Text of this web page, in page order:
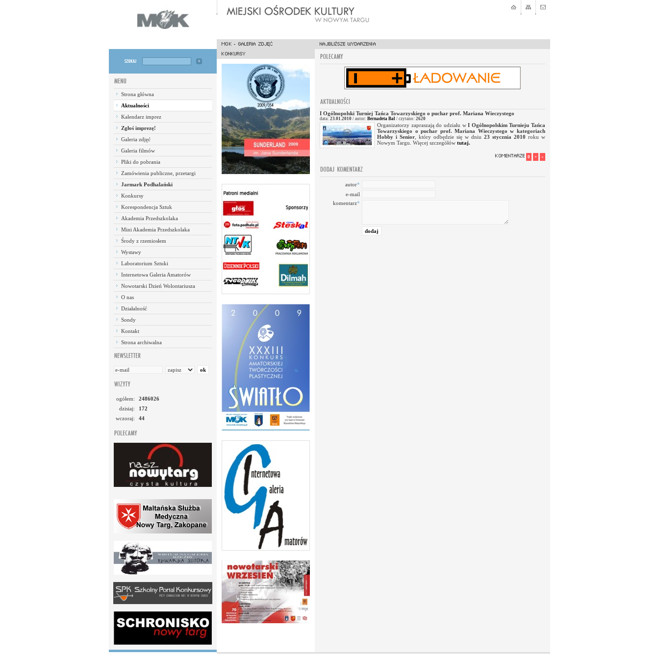
Strona główna
Aktualności
Kalendarz imprez
Zgłoś imprezę!
Galeria zdjęć
Galeria filmów
Pliki do pobrania
Zamówienia publiczne, przetargi
Jarmark Podhalański
Konkursy
Korespondencja Sztuk
Akademia Przedszkolaka
Mini Akademia Przedszkolaka
Środy z rzemiosłem
Wystawy
Laboratorium Sztuki
Internetowa Galeria Amatorów
Nowotarski Dzień Wolontariusza
O nas
Działalność
Sondy
Kontakt
Strona archiwalna
ogółem:
2486026
dzisiaj:
172
wczoraj:
44
I Ogólnopolski Turniej Tańca Towarzyskiego o puchar prof. Mariana Wieczystego
data: 23.01.2010 / autor: Bernadeta Bal / czytano: 2620
Organizatorzy zapraszają do udziału wI Ogólnopolskim Turnieju Tańca
Towarzyskiego o puchar prof. Mariana Wieczystego w kategoriach
Hobby i Senior , który odbędzie się w dniu 23 stycznia 2010 roku w
Nowym Targu. Więcej szczegółów tutaj.
0 + «
autor*
e-mail
komentarz*